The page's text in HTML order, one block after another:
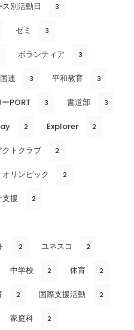
ス別活動日 3
ゼミ 3
ボランティア 3
国連 3 平和教育 3
PORT 3 書道部 3
2 Explorer 2
クトクラブ 2
オリンピック 2
援 2
2 ユネスコ 2
中学校 2 体育 2
2 国際支援活動 2
家庭科 2